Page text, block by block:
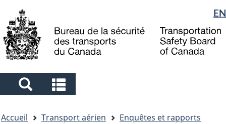
to
main
to
"About
government"
à
la
Sélection
de
la
langue
EN
Search
and
menus
and
menus
Accueil Transport aérien
Enquêtes et rapports